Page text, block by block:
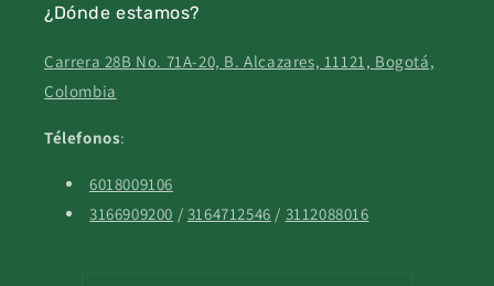
¿Dónde estamos?
Carrera 28B No. 71A-20, B. Alcazares, 11121, Bogotá,
Colombia
Télefonos:
6018009106
3166909200 / 3164712546 / 3112088016